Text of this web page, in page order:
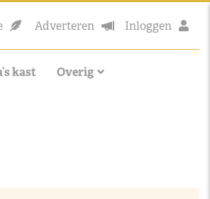
Adverteren Inloggen
kast Overig